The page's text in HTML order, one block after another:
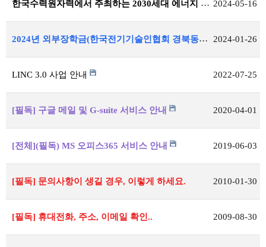
한국수력원자력에서 주최하는 2030세대 에너지 리더 캠프 신청 안내 2024-05-16
2024년 외부장학금(한국전기기술인협회 경북동도회) 공지 2024-01-26
LINC 3.0 사업 안내 2022-07-25
[필독] 구글 메일 및 G-suite 서비스 안내 2020-04-01
[전체](필독) MS 오피스365 서비스 안내 2019-06-03
[필독] 문의사항이 생길 경우, 이렇게 하세요. 2010-01-30
[필독] 휴대전화, 주소, 이메일 확인.. 2009-08-30